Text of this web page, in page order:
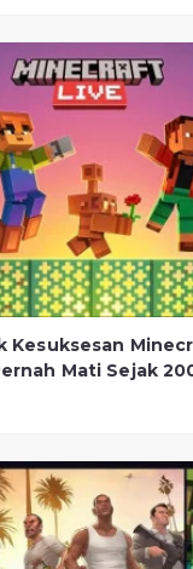
Kesuksesan
Mati Sejak